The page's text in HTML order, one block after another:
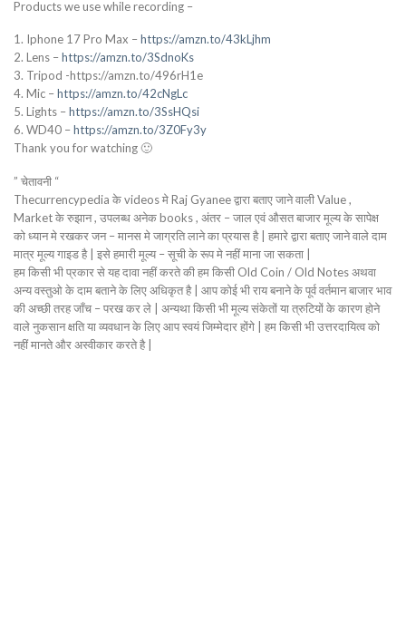
Products we use while recording –
1. Iphone 17 Pro Max –https://amzn.to/43kLjhm
2. Lens –https://amzn.to/3SdnoKs
3. Tripod -https://amzn.to/496rH1e
4. Mic –https://amzn.to/42cNgLc
5. Lights –https://amzn.to/3SsHQsi
6. WD40 –https://amzn.to/3Z0Fy3y
Thank you for watching 🙂
” चेतावनी “
Thecurrencypedia के videos मे Raj Gyanee द्वारा बताए जाने वाली Value ,
Market के रुझान , उपलब्ध अनेक books , अंतर – जाल एवं औसत बाजार मूल्य के सापेक्ष
को ध्यान मे रखकर जन – मानस मे जाग्रति लाने का प्रयास है | हमारे द्वारा बताए जाने वाले दाम
मात्र मूल्य गाइड है | इसे हमारी मूल्य – सूची के रूप मे नहीं माना जा सकता |
हम किसी भी प्रकार से यह दावा नहीं करते की हम किसी Old Coin / Old Notes अथवा
अन्य वस्तुओ के दाम बताने के लिए अधिकृत है | आप कोई भी राय बनाने के पूर्व वर्तमान बाजार भाव
की अच्छी तरह जाँच – परख कर ले | अन्यथा किसी भी मूल्य संकेतों या त्रुटियों के कारण होने
वाले नुकसान क्षति या व्यवधान के लिए आप स्वयं जिम्मेदार होंगे | हम किसी भी उत्तरदायित्व को
नहीं मानते और अस्वीकार करते है |